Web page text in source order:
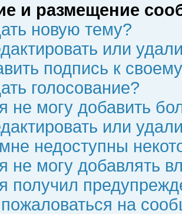
и размещение
новую тему?
или
подпись к
голосование?
не могу добавить
или
недоступны
не могу добавлять
получил
на